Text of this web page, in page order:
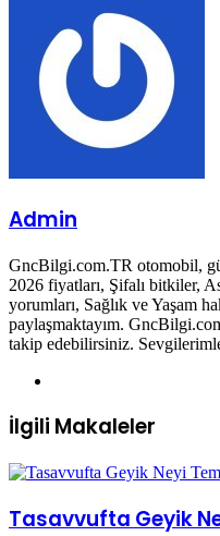
ile
paylaş
Admin
GncBilgi.com.TR otomobil,
2026 fiyatları, Şifalı bitkiler,
yorumları, Sağlık ve Yaşam
paylaşmaktayım.
takip edebilirsiniz.
İlgili Makaleler
Tasavvufta Geyik